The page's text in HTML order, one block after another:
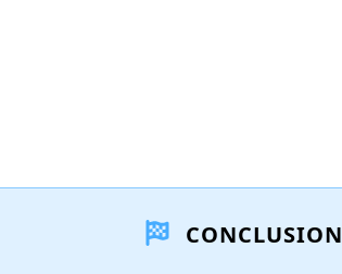
CONCLUSION